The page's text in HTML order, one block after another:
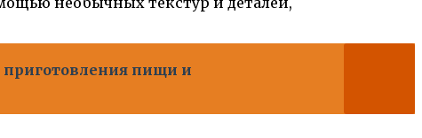
приготовления пищи и